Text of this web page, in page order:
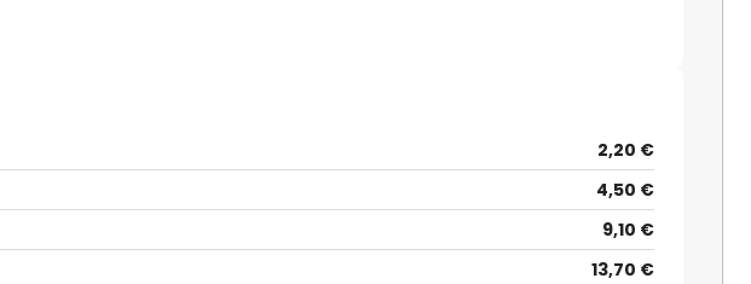
2,20 €
4,50 €
9,10 €
13,70 €